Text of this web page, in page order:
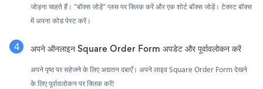
जोड़ना चाहते हैं। "बॉक्स जोड़ें" प्लस पर क्लिक करें और एक शोर्ट बॉक्स जोड़ें। टेक्स्ट बॉक्स
में अपना कोड पेस्ट करें।
अपने ऑनलाइन Square Order Form अपडेट और पूर्वावलोकन करें
अपने पृष्ठ पर सहेजने के लिए अद्यतन दबाएँ। अपने लाइव Square Order Form देखने
के लिए पूर्वावलोकन पर क्लिक करें!